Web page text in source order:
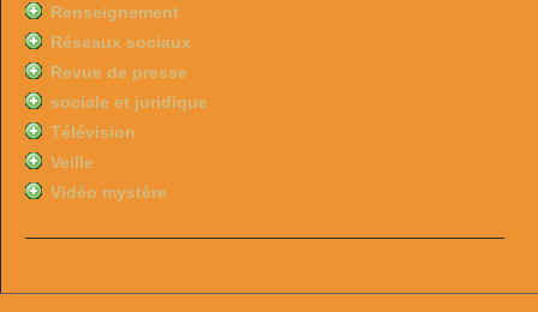
Renseignement
Réseaux sociaux
Revue de presse
sociale et juridique
Télévision
Veille
Vidéo mystère